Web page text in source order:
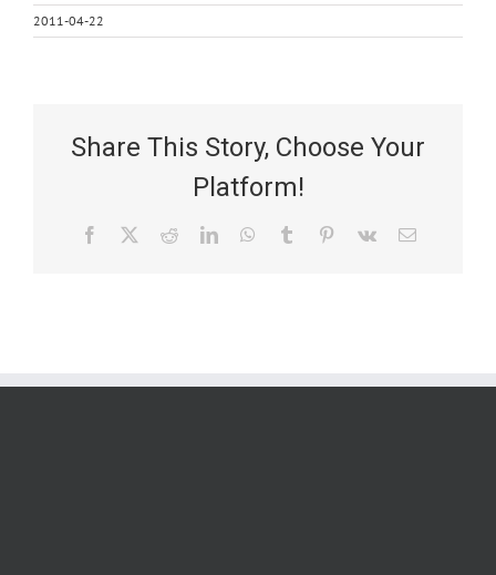
2011-04-22
Share This Story, Choose Your
Platform!
Facebook RedditLinkedInWhatsApp
Tumblr Pinterest
Vk Email